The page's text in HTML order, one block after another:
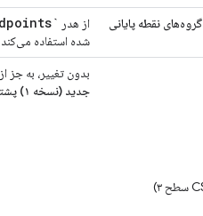
گروه‌های نقطه پایانی
از هدر `Reporting-Endpoints`
شده استفاده
بدون تغییر، به جز از
جدید (نسخه ۱) پشتیبانی نمی‌شود